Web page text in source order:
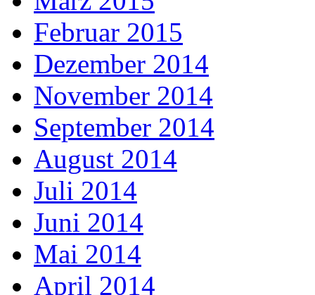
Februar 2015
Dezember 2014
November 2014
September 2014
August 2014
Juli 2014
Juni 2014
Mai 2014
April 2014